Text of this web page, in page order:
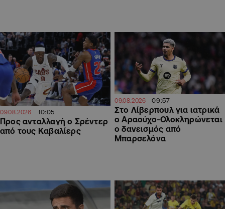
09.08.2026 10:05
Προς ανταλλαγή ο Σρέντερ
από τους Καβαλίερς
09.08.2026 09:57
Στο Λίβερπουλ για ιατρικά
ο Αραούχο-Ολοκληρώνεται
ο δανεισμός από
Μπαρσελόνα